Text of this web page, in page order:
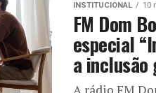
INSTITUCIONAL 10
FM Dom
especial
a inclusão